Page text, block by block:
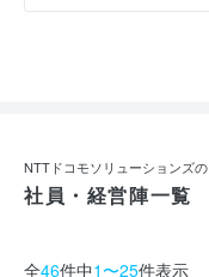
NTTドコモソリューションズの
社員・経営陣一覧
全46件中1〜25件表示